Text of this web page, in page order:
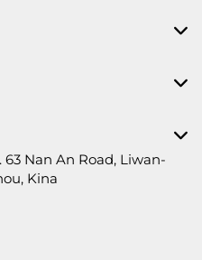
63 Nan An Road, Liwan-
Kina